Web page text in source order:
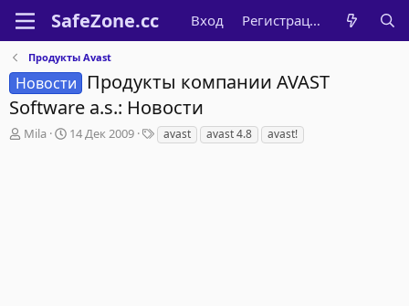
Вход Регистрация
Продукты Avast
Новости
Продукты компании AVAST
Software a.s.: Новости
А
Mila
Д
14 Дек 2009
Т
е
avast avast 4.8 avast!